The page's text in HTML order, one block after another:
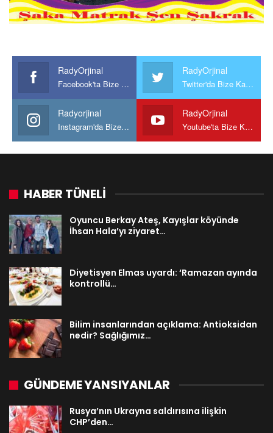
RadyOrjinal
Facebook'ta Bize Katılın
RadyOrjinal
Twitter'da Bize Katılın
Radyorjinal
Instagram'da Bize katılın
RadyOrjinal
Youtube'ta Bize Katılın
HABER TÜNELİ
Oyuncu Berkay Ateş, Kayışlar köyünde
İhsan Hala’yı ziyaret…
Diyetisyen Elmas uyardı: ‘Ramazan ayında
kontrollü…
Bilim insanlarından açıklama: Antioksidan
nedir? Sağlığımız…
GÜNDEME YANSIYANLAR
Rusya’nın Ukrayna saldırısına ilişkin
CHP’den…